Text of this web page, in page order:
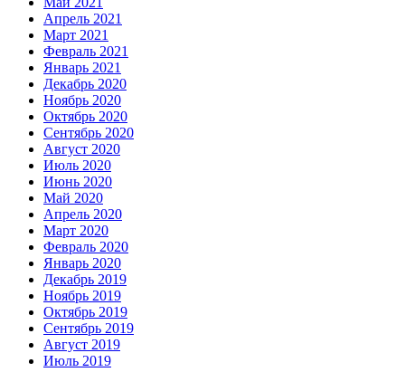
Апрель 2021
Март 2021
Февраль 2021
Январь 2021
Декабрь 2020
Ноябрь 2020
Октябрь 2020
Сентябрь 2020
Август 2020
Июль 2020
Июнь 2020
Май 2020
Апрель 2020
Март 2020
Февраль 2020
Январь 2020
Декабрь 2019
Ноябрь 2019
Октябрь 2019
Сентябрь 2019
Август 2019
Июль 2019